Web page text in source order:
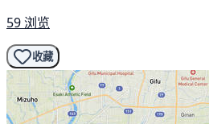
59 浏览
收藏